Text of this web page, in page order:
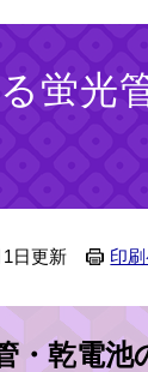
蛍光
日更新 印
・乾電池